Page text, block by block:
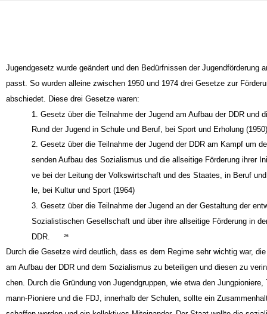
Jugendgesetz wurde geändert und den Bedürfnissen der Jugendförderung
passt. So wurden alleine zwischen 1950 und 1974 drei Gesetze zur
abschiedet. Diese drei Gesetze waren:
1. Gesetz über die Teilnahme der Jugend am Aufbau der DDR und
Rund der Jugend in Schule und Beruf, bei Sport und Erholung
2. Gesetz über die Teilnahme der Jugend der DDR am Kampf um
senden Aufbau des Sozialismus und die allseitige Förderung ihrer
ve bei der Leitung der Volkswirtschaft und des Staates, in Beruf
le, bei Kultur und Sport (1964)
3. Gesetz über die Teilnahme der Jugend an der Gestaltung der
Sozialistischen Gesellschaft und über ihre allseitige Förderung in
DDR.
Durch die Gesetze wird deutlich, dass es dem Regime sehr wichtig war,
am Aufbau der DDR und dem Sozialismus zu beteiligen und diesen zu
chen. Durch die Gründung von Jugendgruppen, wie etwa den Jungpioniere,
mann-Pioniere und die FDJ, innerhalb der Schulen, sollte ein